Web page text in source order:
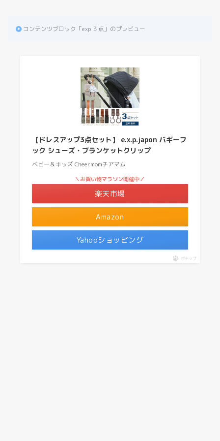
コンテンツブロック「exp ３点」のプレビュー
【ドレスアップ3点セット】 e.x.p.japon バギーフ
ック シューズ・ブランケットクリップ
ベビー＆キッズ Cheermomチアマム
Amazon
＼お買い物マラソン開催中／
楽天市場
Yahooショッピング
ポチップ